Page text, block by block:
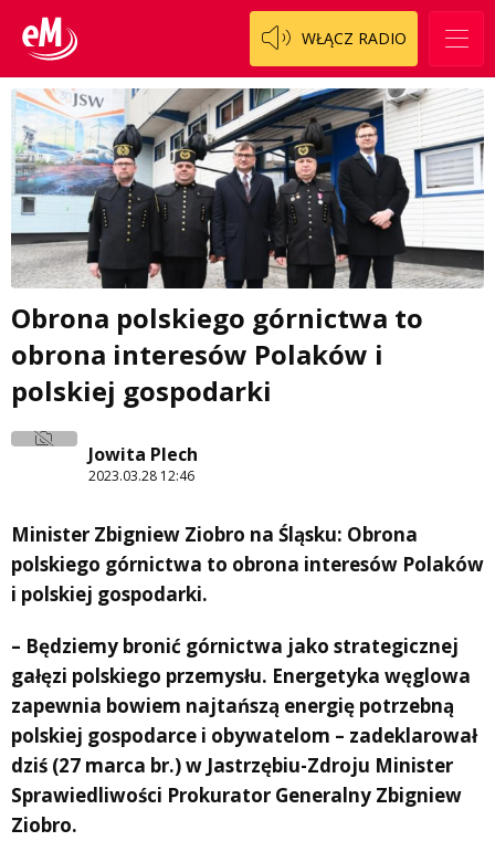
WŁĄCZ RADIO
Obrona polskiego górnictwa to
obrona interesów Polaków i
polskiej gospodarki
Jowita Plech
2023.03.28 12:46
Minister Zbigniew Ziobro na Śląsku: Obrona
polskiego górnictwa to obrona interesów Polaków
i polskiej gospodarki.
– Będziemy bronić górnictwa jako strategicznej
gałęzi polskiego przemysłu. Energetyka węglowa
zapewnia bowiem najtańszą energię potrzebną
polskiej gospodarce i obywatelom – zadeklarował
dziś (27 marca br.) w Jastrzębiu-Zdroju Minister
Sprawiedliwości Prokurator Generalny Zbigniew
Ziobro.